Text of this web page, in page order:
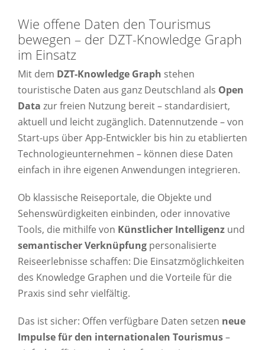
Wie offene Daten den Tourismus
bewegen – der DZT-Knowledge Graph
im Einsatz
Mit dem DZT-Knowledge Graph stehen
touristische Daten aus ganz Deutschland als Open
Data zur freien Nutzung bereit – standardisiert,
aktuell und leicht zugänglich. Datennutzende – von
Start-ups über App-Entwickler bis hin zu etablierten
Technologieunternehmen – können diese Daten
einfach in ihre eigenen Anwendungen integrieren.
Ob klassische Reiseportale, die Objekte und
Sehenswürdigkeiten einbinden, oder innovative
Tools, die mithilfe von Künstlicher Intelligenzund
semantischer Verknüpfungpersonalisierte
Reiseerlebnisse schaffen: Die Einsatzmöglichkeiten
des Knowledge Graphen und die Vorteile für die
Praxis sind sehr vielfältig.
Das ist sicher: Offen verfügbare Daten setzen neue
Impulse für den internationalen Tourismus–